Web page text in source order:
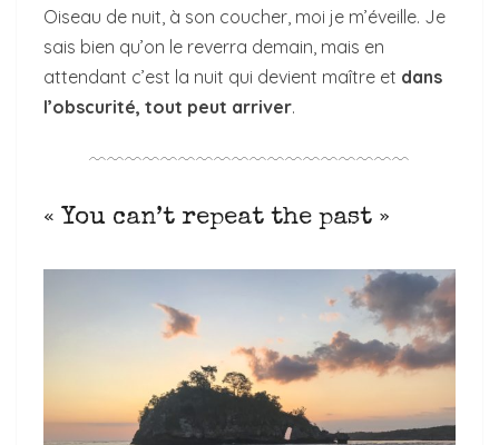
Oiseau de nuit, à son coucher, moi je m’éveille. Je
sais bien qu’on le reverra demain, mais en
attendant c’est la nuit qui devient maître et dans
l’obscurité, tout peut arriver.
﹋﹋﹋﹋﹋﹋﹋﹋﹋﹋﹋﹋﹋﹋﹋﹋﹋﹋
« You can’t repeat the past »